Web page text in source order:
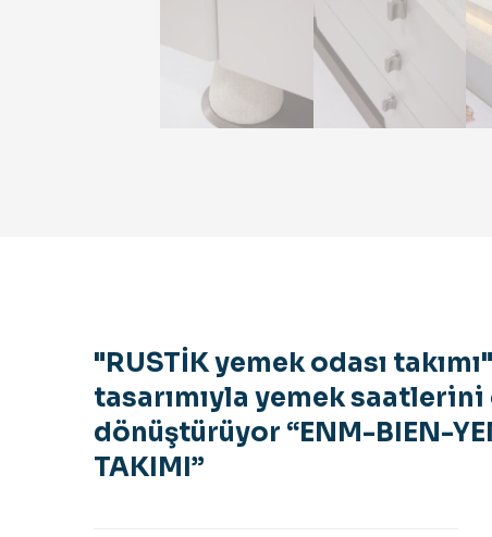
"RUSTİK yemek odası
tasarımıyla yemek saatlerini
dönüştürüyor “ENM-BIEN-
TAKIMI”